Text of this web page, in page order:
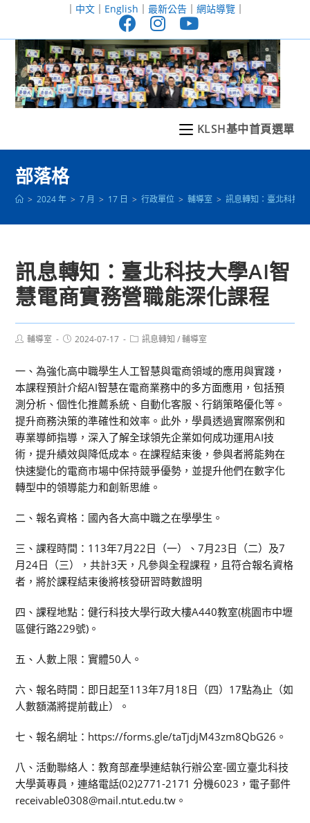
至
｜ 中文｜ English ｜ 最新公告｜ 網站導覽｜
KLSH基中首頁選單
部落格
> 2024 年 > 7 月 > 17 日 > 行政單位 > 輔導室 > 訊息轉知：臺北科技
訊息轉知：臺北科技大學AI智
慧電商實務營職能深化課程
Post輔導室
Post2024-07-17
Post訊息轉知 / 輔導室
一、為強化高中職學生人工智慧與電商領域的應用與實踐，
本課程預計介紹AI智慧在電商業務中的多方面應用，包括預
測分析、個性化推薦系統、自動化客服、行銷策略優化等。
提升商務決策的準確性和效率。此外，學員透過實際案例和
專業導師指導，深入了解全球領先企業如何成功運用AI技
術，提升績效與降低成本。在課程結束後，參與者將能夠在
快速變化的電商市場中保持競爭優勢，並提升他們在數字化
轉型中的領導能力和創新思維。
二、報名資格：國內各大高中職之在學學生。
三、課程時間：113年7月22日（一）、7月23日（二）及7
月24日（三），共計3天，凡參與全程課程，且符合報名資格
者，將於課程結束後將核發研習時數證明
四、課程地點：健行科技大學行政大樓A440教室(桃園市中壢
區健行路229號)。
五、人數上限：實體50人。
六、報名時間：即日起至113年7月18日（四）17點為止（如
人數額滿將提前截止）。
七、報名網址：https://forms.gle/taTjdjM43zm8QbG26。
八、活動聯絡人：教育部產學連結執行辦公室-國立臺北科技
大學黃專員，連絡電話(02)2771-2171 分機6023，電子郵件
receivable0308@mail.ntut.edu.tw。